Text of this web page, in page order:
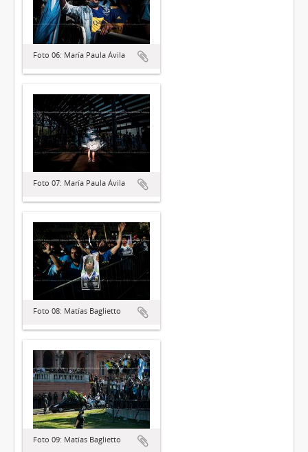
Foto 06: María Paula Ávila
Foto 07: María Paula Ávila
Foto 08: Matías Baglietto
Foto 09: Matías Baglietto